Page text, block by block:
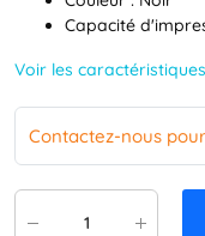
Capacité
Voir les
Contactez-nous